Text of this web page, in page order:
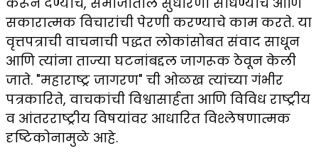
सकारात्मक विचारांची पेरणी करण्याचे काम करते. या
वृत्तपत्राची वाचनाची पद्धत लोकांसोबत संवाद साधून
आणि त्यांना ताज्या घटनांबद्दल जागरूक ठेवून केली
जाते. "महाराष्ट्र जागरण" ची ओळख त्यांच्या गंभीर
पत्रकारिते, वाचकांची विश्वासार्हता आणि विविध राष्ट्रीय
व आंतरराष्ट्रीय विषयांवर आधारित विश्लेषणात्मक
दृष्टिकोनामुळे आहे.